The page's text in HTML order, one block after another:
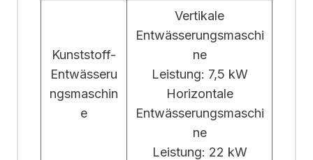
Kunststoff-
Entwässeru
ngsmaschin
e
Vertikale
Entwässerungsmaschi
ne
Leistung: 7,5 kW
Horizontale
Entwässerungsmaschi
ne
Leistung: 22 kW